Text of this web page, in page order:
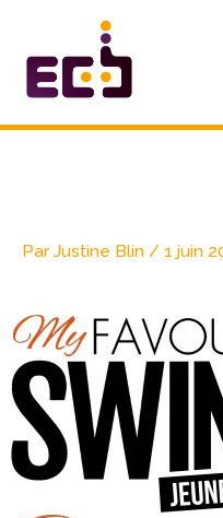
contenu
Par Justine Blin / 1 juin